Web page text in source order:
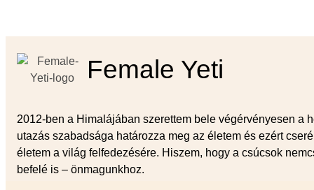
Female Yeti
2012-ben a Himalájában szerettem bele végérvényesen a
utazás szabadsága határozza meg az életem és ezért
életem a világ felfedezésére. Hiszem, hogy a csúcsok
befelé is – önmagunkhoz.